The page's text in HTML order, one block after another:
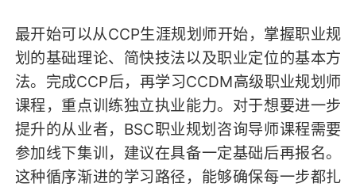
最开始可以从CCP生涯规划师开始，掌握职业规
划的基础理论、简快技法以及职业定位的基本方
法。完成CCP后，再学习CCDM高级职业规划师
课程，重点训练独立执业能力。对于想要进一步
提升的从业者，BSC职业规划咨询导师课程需要
参加线下集训，建议在具备一定基础后再报名。
这种循序渐进的学习路径，能够确保每一步都扎